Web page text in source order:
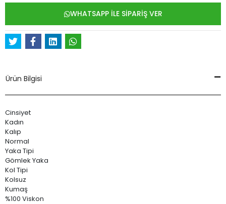
WHATSAPP İLE SİPARİŞ VER
Ürün Bilgisi
Cinsiyet
Kadın
Kalıp
Normal
Yaka Tipi
Gömlek Yaka
Kol Tipi
Kolsuz
Kumaş
%100 Viskon